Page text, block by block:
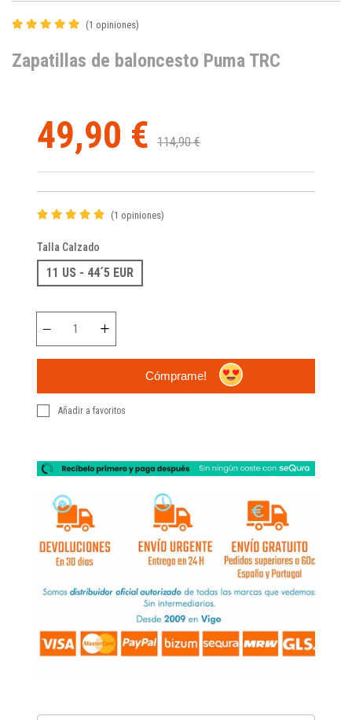
(1 opiniones)
Zapatillas de baloncesto Puma TRC
49,90 € 114,90 €
(1 opiniones)
Talla Calzado
11 US - 44´5 EUR
Cómprame!
Añadir a favoritos